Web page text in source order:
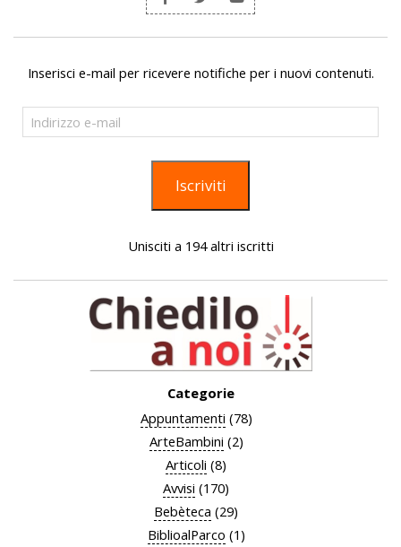
Inserisci e-mail per ricevere notifiche per i nuovi contenuti.
Indirizzo
e-
Iscriviti
Unisciti a 194 altri iscritti
Categorie
Appuntamenti (78)
ArteBambini (2)
Articoli (8)
Avvisi (170)
Bebèteca (29)
BiblioalParco (1)